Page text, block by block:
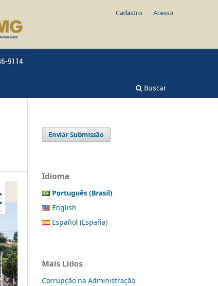
Buscar
Cadastro Acesso
Enviar Submissão
Idioma
Português (Brasil)
English
Español (España)
Mais Lidos
Corrupção na Administração